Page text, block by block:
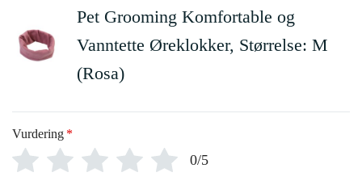
Pet Grooming Komfortable og
Vanntette Øreklokker, Størrelse: M
(Rosa)
Vurdering *
0/5